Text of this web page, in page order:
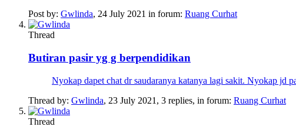
Post by: Gwlinda, 24 July 2021 in forum: Ruang Curhat
Thread
Butiran pasir yg g berpendidikan
Nyokap dapet chat dr saudaranya katanya lagi sakit. Nyokap jd
Thread by: Gwlinda, 23 July 2021 , 3 replies, in forum: Ruang Curhat
Thread